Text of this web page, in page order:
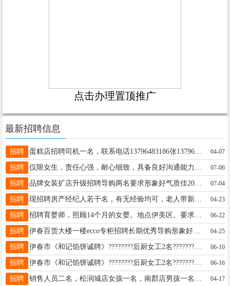
点击办理置顶推广
最新招聘信息
招聘 蛋糕店招聘司机一名，联系电话13796483186张13796483186 04-07
招聘 07-06
招聘 品牌女装扩店升级招聘导购两名要求形象好气质佳20-40岁有销售工作经验优先工作时间上下午倒班制底薪＋提成＋满勤十工龄3000-5000李19604580990 07-04
招聘 现招聘房产经纪人若干名，有无经验均可，老人带新人，电话咨询13199261076微信同号王13199261076 04-23
招聘 招聘育婴师，照顾14个月的女婴。地点伊美区。要求干净整洁有爱心。工资待遇面议。刘老师15604581868 06-22
招聘 伊春百货大楼一楼ecco专柜招聘长期优秀导购形象好，气质佳，热爱零售行业，有责任心有两年以上大女装以及户外品牌销售经验者优先底薪+提成+生日福利+法定假日三薪+五险一金杨女士13845839191 04-25
招聘 伊春市《和记馅饼诚聘》????‍????后厨女工2名????‍????前厅打菜员:1名????????‍????收银员1名????????‍????切墩1名????????保洁员2名????????‍????粥师傅1名（男女不限）钟点工1名郭经理13089598966（微信同步）王经理13039661889（微信同步）郭经理13089598966 06-10
招聘 伊春市《和记馅饼诚聘》????‍????后厨女工2名????‍????前厅打菜员1名????????‍????收银员1名????????保洁员2名????????‍????切墩1名????‍????刷碗工1名????????‍????粥师傅1名（男女不限）⏰钟点工2名郭经理13089598966（微信同步）王经理13039661889（微信同步）王13039661889 06-16
招聘 04-17